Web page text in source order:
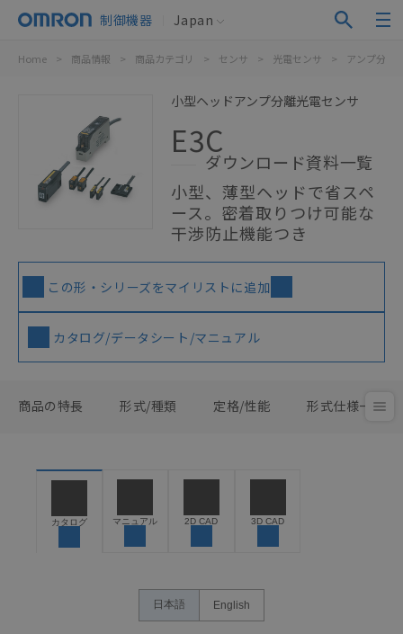
制御機器 Japan
Home > 商品情報 > 商品カテゴリ > センサ > 光電センサ > アンプ分離
小型ヘッドアンプ分離光電センサ
E3C
ダウンロード資料一覧
小型、薄型ヘッドで省スペ
ース。密着取りつけ可能な
干渉防止機能つき
この形・シリーズをマイリストに追加
カタログ/データシート/マニュアル
商品の特長 形式/種類 定格/性能 形式仕様一覧
カタログ マニュアル 2D CAD 3D CAD
日本語 English